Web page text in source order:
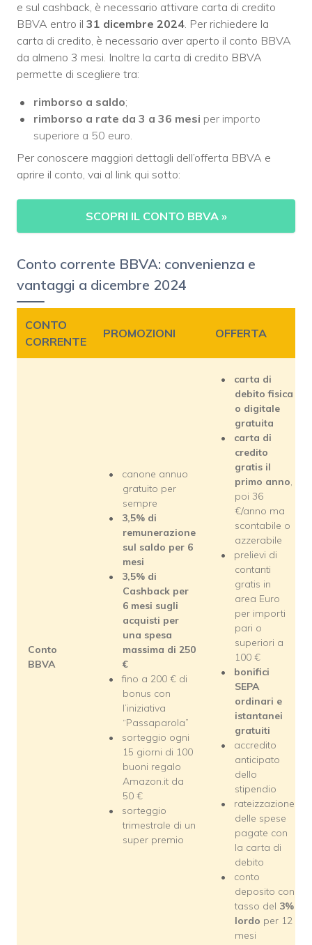
e sul cashback, è necessario attivare carta di credito
BBVA entro il 31 dicembre 2024 . Per richiedere la
carta di credito, è necessario aver aperto il conto BBVA
da almeno 3 mesi. Inoltre la carta di credito BBVA
permette di scegliere tra:
rimborso a saldo;
rimborso a rate da 3 a 36 mesi per importo
superiore a 50 euro.
Per conoscere maggiori dettagli dell’offerta BBVA e
aprire il conto, vai al link qui sotto:
SCOPRI IL CONTO BBVA »
Conto corrente BBVA: convenienza e
vantaggi a dicembre 2024
CONTO
CORRENTE
PROMOZIONI OFFERTA
Conto
BBVA
canone annuo
gratuito per
sempre
3,5% di
remunerazione
sul saldo per 6
mesi
3,5% di
Cashback per
6 mesi sugli
acquisti per
una spesa
massima di 250
€
fino a 200 € di
bonus con
l’iniziativa
“Passaparola”
sorteggio ogni
15 giorni di 100
buoni regalo
Amazon.it da
50 €
sorteggio
trimestrale di un
super premio
carta di
debito fisica
o digitale
gratuita
carta di
credito
gratis il
primo anno,
poi 36
€/anno ma
scontabile o
azzerabile
prelievi di
contanti
gratis in
area Euro
per importi
pari o
superiori a
100 €
bonifici
SEPA
ordinari e
istantanei
gratuiti
accredito
anticipato
dello
stipendio
rateizzazione
delle spese
pagate con
la carta di
debito
conto
deposito con
tasso del 3%
lordo per 12
mesi